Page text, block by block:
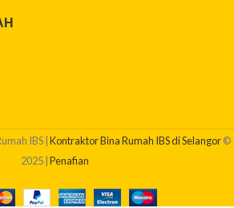
IBS | Kontraktor Bina Rumah IBS di Selangor©
2025 | Penafian